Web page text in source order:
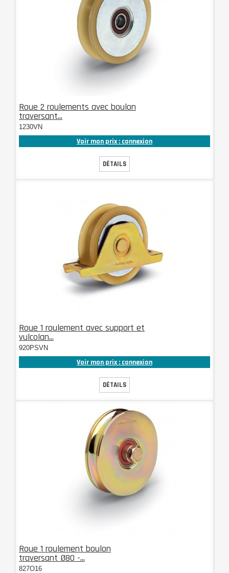
Roue 2 roulements avec boulon
traversant...
1230VN
Voir mon prix : connexion
DÉTAILS
Roue 1 roulement avec support et
vulcolan...
920PSVN
Voir mon prix : connexion
DÉTAILS
Roue 1 roulement boulon
traversant Ø80 -...
827O16